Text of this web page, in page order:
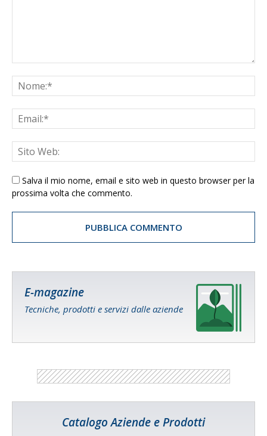
Salva il mio nome, email e sito web in questo browser per la
prossima volta che commento.
E-magazine
Tecniche, prodotti e servizi dalle aziende
Catalogo Aziende e Prodotti